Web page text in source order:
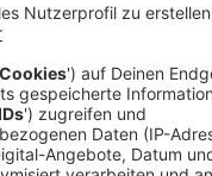
mit denen
Sie
draußen niemand.
schreibe ich einen
das ändern lässt. Ein